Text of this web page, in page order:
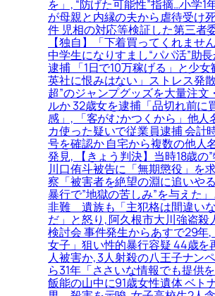
を」, “防げた可能性”指摘…小学1
が母親と内縁の夫から虐待受け
件 児相の対応等検証した第三者
【独自】「下着買ってくれませ
中学生になりすまし“パパ活”助
逮捕 「1日で10万稼げる」と少女
英社に恨みはない」ストレス発
超”のジャンプグッズを大量注文
ルか 32歳女を逮捕「品切れ前に
感」, 「客がむかつくから」他人
カ使った疑いで従業員逮捕 会計
号を確認か 自宅から複数の他人
発見, 【きょう判決】当時18歳の
川口侑斗被告に「無期懲役」を
察「被害者を絶望の淵に追いや
暴行で”地獄の苦しみ”を与えた
非難＿遺族も「主犯格は間違い
だ」と怒り, 阿久根市大川強盗殺
検討会 事件発生からあすで29年,
女子」狙い性的暴行容疑 44歳を
人被害か, 3人射殺の八王子ナン
ら31年「ささいな情報でも提供
飯能の山中に91歳女性遺体 ベト